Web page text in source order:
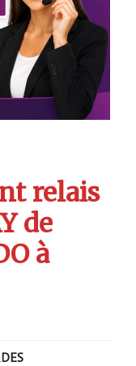
relais
de
à